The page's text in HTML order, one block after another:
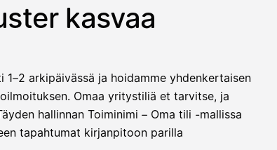
— HetiPalkka-valinnalla Truster maksaa
−412,00 €kasvaa
arkipäivässä ja hoidamme yhdenkertaisen
Omaa yritystiliä et tarvitse, ja
hallinnan Toiminimi – Oma tili -mallissa
tapahtumat kirjanpitoon parilla